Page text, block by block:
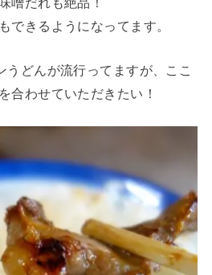
できるようになってます。
うどんが流行ってますが、ここ
合わせていただきたい！